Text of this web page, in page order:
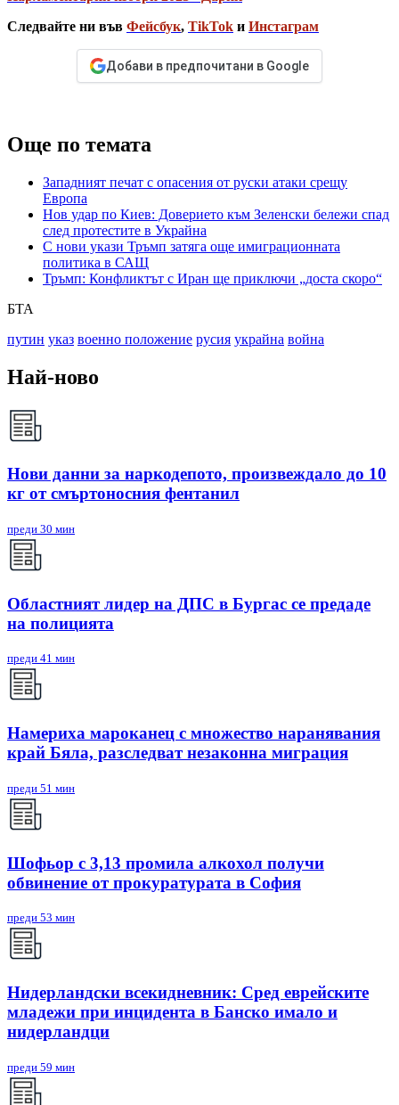
Следвайте ни във Фейсбук, TikTok и Инстаграм
Добави в предпочитани в Google
Още по темата
Западният печат с опасения от руски атаки срещу
Европа
Нов удар по Киев: Доверието към Зеленски бележи спад
след протестите в Украйна
С нови укази Тръмп затяга още имиграционната
политика в САЩ
Тръмп: Конфликтът с Иран ще приключи „доста скоро“
БТА
путин указ военно положение русия украйна война
Най-ново
Нови данни за наркодепото, произвеждало до 10
кг от смъртоносния фентанил
преди 30 мин
Областният лидер на ДПС в Бургас се предаде
на полицията
преди 41 мин
Намериха мароканец с множество наранявания
край Бяла, разследват незаконна миграция
преди 51 мин
Шофьор с 3,13 промила алкохол получи
обвинение от прокуратурата в София
преди 53 мин
Нидерландски всекидневник: Сред еврейските
младежи при инцидента в Банско имало и
нидерландци
преди 59 мин